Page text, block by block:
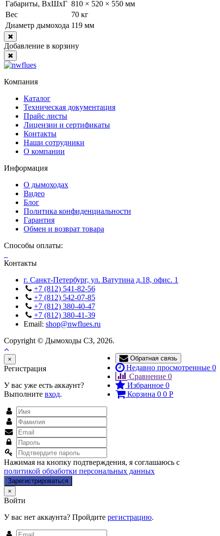
Габариты, ВхШхГ 810 × 520 × 550 мм
Вес
70 кг
Диаметр дымохода 119 мм
Close
Добавление в корзину
Close
Компания
Каталог
Техническая документация
Прайс листы
Лицензии и сертификаты
Контакты
Наши сотрудники
О компании
Информация
О дымоходах
Видео
Блог
Политика конфиденциальности
Гарантия
Обмен и возврат товара
Способы оплаты:
Контакты
г. Санкт-Петербург, ул. Ватутина д.18, офис. 1
+7 (812) 541-82-56
+7 (812) 542-07-85
+7 (812) 380-40-47
+7 (812) 380-41-39
Email: shop@nwflues.ru
Copyright © Дымоходы СЗ, 2026.
Обратная связь
Недавно просмотренные 0
Сравнение 0
Избранное 0
Корзина 0 0 Р
×
Регистрация
У вас уже есть аккаунт?
Выполните вход.
Нажимая на кнопку подтверждения, я соглашаюсь с
политикой обработки персональных данных
×
Войти
У вас нет аккаунта? Пройдите регистрацию.